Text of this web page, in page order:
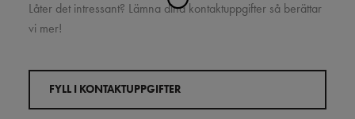
Låter det intressant? Lämna dina kontaktuppgifter så berättar
vi mer!
FYLL I KONTAKTUPPGIFTER